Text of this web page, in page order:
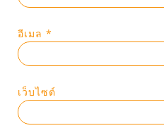
อีเมล *
เว็บไซต์